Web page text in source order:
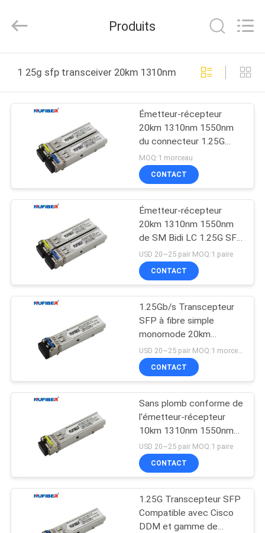
MAISON
PRODUITS
SUJET
NOUS
VISITE
D'USINE
CONTRÔLE
QUALITÉ
NOUS
NOUVELLES
UNE
Digital
Technology
Rights
Developed
Produits
1 25g sfp transceiver 20km 1310nm fabrication en ligne
Émetteur-récepteur
20km 1310nm 1550nm
du connecteur 1.25G
SFP de LC 3 ans de
garantie
MOQ:1 morceau
CONTACT
Émetteur-récepteur
20km 1310nm 1550nm
de SM Bidi LC 1.25G SFP
avec DDM
USD 20~25 pair MOQ:1 paire
CONTACT
1.25Gb/s Transcepteur
SFP à fibre simple
monomode 20km
1310nm/1550nm SC
DDM pour une interface
de surveillance conforme
CONTACT
Sans plomb conforme de
l'émetteur-récepteur
10km 1310nm 1550nm
RoHS de LC DDM 1.25G
SFP
USD 20~25 pair MOQ:1 paire
CONTACT
1.25G Transcepteur SFP
Compatible avec Cisco
DDM et gamme de